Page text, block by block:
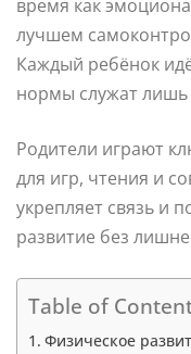
время как
лучшем
Каждый ребёнок
нормы служат
Родители играют
для игр, чтения и
укрепляет связь и
развитие без
Table of
Физическое